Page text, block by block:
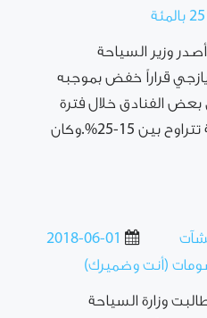
وزير السياحة
قراراً خفض بموجبه
بعض الفنادق خلال فترة
الصيف وخارج فترة العيد بنسبة تتراوح بين 15-25%.وكان
2018-06-01
(أنت وضميرك)
وزارة السياحة